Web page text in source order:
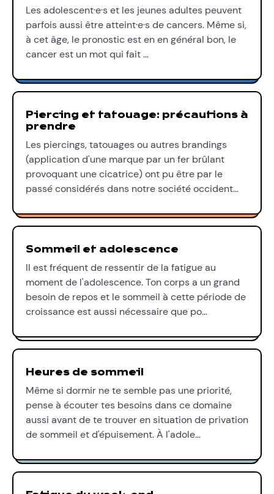
Les adolescent·e·s et les jeunes adultes peuvent
parfois aussi être atteint·e·s de cancers. Même si,
à cet âge, le pronostic est en en général bon, le
cancer est un mot qui fait …
Piercing et tatouage: précautions à
prendre
Les piercings, tatouages ou autres brandings
(application d'une marque par un fer brûlant
provoquant une cicatrice) ont pu être par le
passé considérés dans notre société occident…
Sommeil et adolescence
Il est fréquent de ressentir de la fatigue au
moment de l'adolescence. Ton corps a un grand
besoin de repos et le sommeil à cette période de
croissance est aussi nécessaire que po…
Heures de sommeil
Même si dormir ne te semble pas une priorité,
pense à écouter tes besoins dans ce domaine
aussi avant de te trouver en situation de privation
de sommeil et d'épuisement. À l'adole…